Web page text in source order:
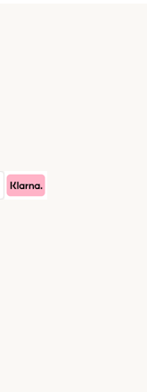
Method
Payment Method
Klarna Payment Method